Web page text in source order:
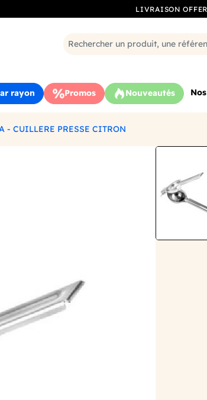
LIVRAISON
rayon Promos Nouveautés
- CUILLERE PRESSE CITRON